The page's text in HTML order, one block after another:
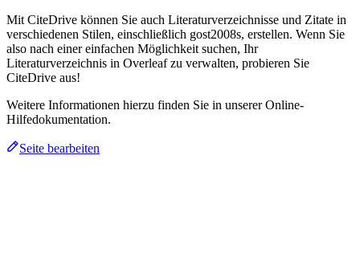
Mit CiteDrive können Sie auch Literaturverzeichnisse und Zitate in
verschiedenen Stilen, einschließlich gost2008s, erstellen. Wenn Sie
also nach einer einfachen Möglichkeit suchen, Ihr
Literaturverzeichnis in Overleaf zu verwalten, probieren Sie
CiteDrive aus!
Weitere Informationen hierzu finden Sie in unserer Online-
Hilfedokumentation.
Seite bearbeiten